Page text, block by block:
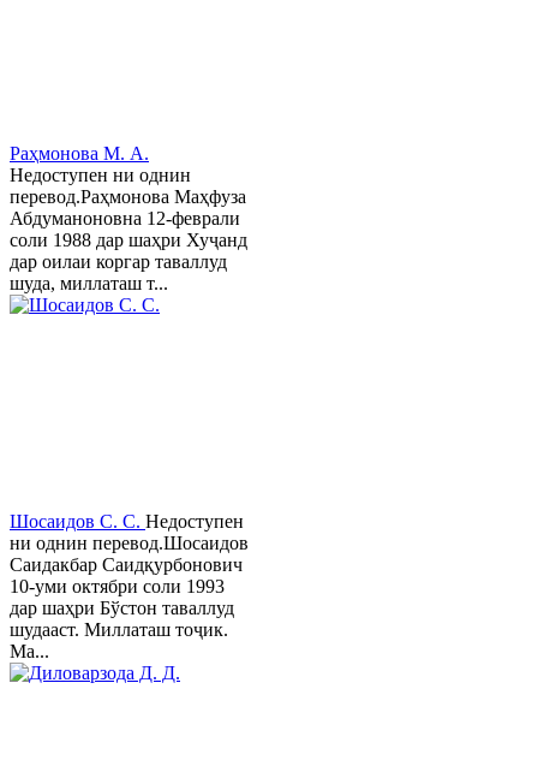
Раҳмонова М. А.
Недоступен ни однин
перевод.Раҳмонова Маҳфуза
Абдуманоновна 12-феврали
соли 1988 дар шаҳри Хуҷанд
дар оилаи коргар таваллуд
шуда, миллаташ т...
Шосаидов С. С. Недоступен
ни однин перевод.Шосаидов
Саидакбар Саидқурбонович
10-уми октябри соли 1993
дар шаҳри Бўстон таваллуд
шудааст. Миллаташ тоҷик.
Ма...